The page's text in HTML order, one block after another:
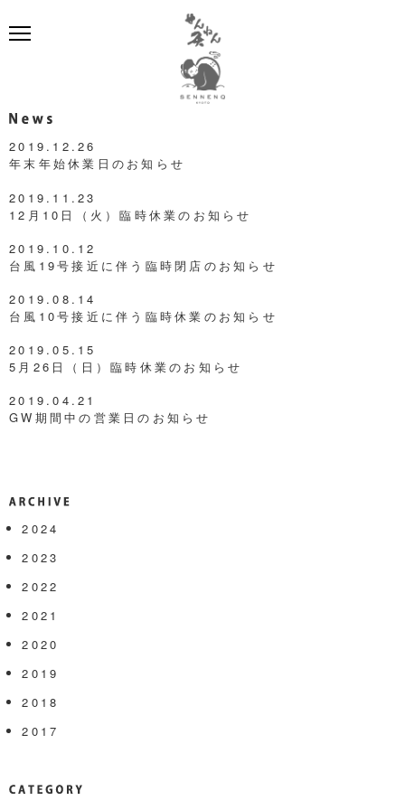
2019.12.26
年末年始休業日のお知らせ
2019.11.23
12月10日（火）臨時休業のお知らせ
2019.10.12
台風19号接近に伴う臨時閉店のお知らせ
2019.08.14
台風10号接近に伴う臨時休業のお知らせ
2019.05.15
5月26日（日）臨時休業のお知らせ
2019.04.21
GW期間中の営業日のお知らせ
2024
2023
2022
2021
2020
2019
2018
2017